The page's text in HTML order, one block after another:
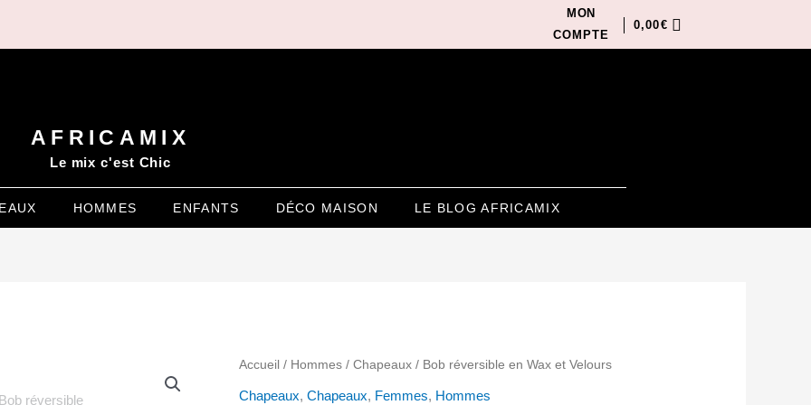
MON
COMPTE
0,00€
AFRICAMIX
Le mix c'est Chic
HOMMES ENFANTS DÉCO MAISON LE BLOG AFRICAMIX
Accueil / Hommes / Chapeaux / Bob réversible en Wax et Velours
Chapeaux, Chapeaux, Femmes, Hommes
quantité